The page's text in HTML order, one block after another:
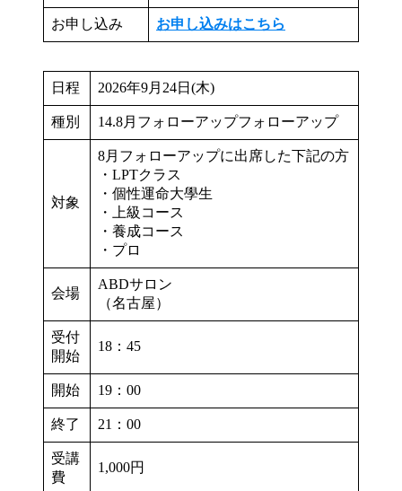
お申し込み お申し込みはこちら
日程 2026年9月24日(木)
種別 14.8月フォローアップフォローアップ
対象
8月フォローアップに出席した下記の方
・LPTクラス
・個性運命大學生
・上級コース
・養成コース
・プロ
会場
ABDサロン
（名古屋）
受付
開始
18：45
開始 19：00
終了 21：00
受講
費
1,000円